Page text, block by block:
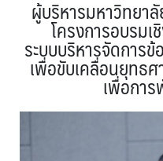
ผู้บริหารมหาวิทยา
โครงการอบรมเ
ระบบบริหารจัดการ
เพื่อขับเคลื่อนยุทธ
เพื่อกา